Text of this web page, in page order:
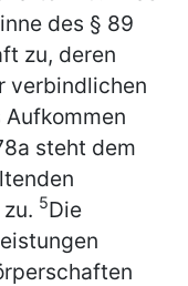
des § 89
zu, deren
verbindlichen
Aufkommen
steht dem
5Die